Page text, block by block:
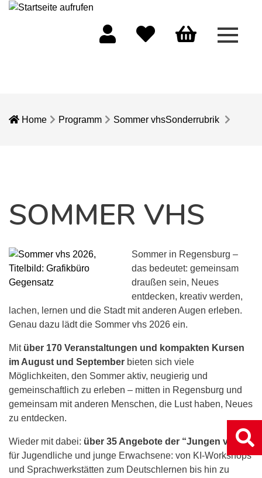
Menü
Home Programm Sommer vhsSonderrubrik
SOMMER VHS
Sommer in Regensburg –
das bedeutet: gemeinsam
draußen sein, Neues
entdecken, kreativ werden,
lachen, lernen und die Stadt mit anderen Augen erleben.
Genau dazu lädt die Sommer vhs 2026 ein.
Mit über 170 Veranstaltungen und kompakten Kursen
im August und September bieten sich viele
Möglichkeiten, den Sommer aktiv, neugierig und
gemeinschaftlich zu erleben – mitten in Regensburg und
gemeinsam mit anderen Menschen, die Lust haben, Neues
zu entdecken.
Wieder mit dabei: über 35 Angebote der “Jungen vhs”
für Jugendliche und junge Erwachsene: von KI-Workshops
und Sprachwerkstätten zum Deutschlernen bis hin zu